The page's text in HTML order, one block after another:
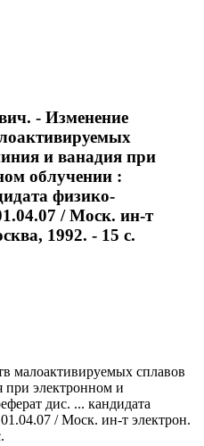
- Изменение
и ванадия при
облучении :
физико-
/ Моск. ин-т
1992. - 15 с.
малоактивируемых сплавов
при электронном и
дис. ... кандидата
/ Моск. ин-т электрон.